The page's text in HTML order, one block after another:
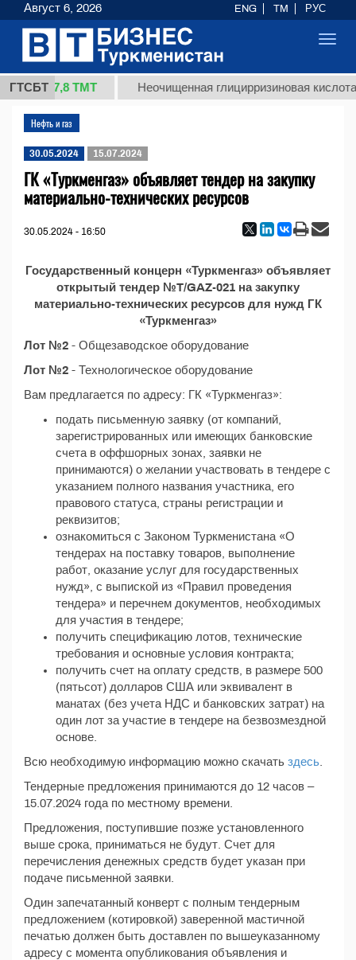
ГТСБТ
(кг.) 37,8 ТМТ Неочищенная глицирризиновая кислота
Нефть и газ
30.05.2024 15.07.2024
ГК «Туркменгаз» объявляет тендер на закупку
материально-технических ресурсов
30.05.2024 - 16:50
Государственный концерн «Туркменгаз» объявляет
открытый тендер №T/GAZ-021 на закупку
материально-технических ресурсов для нужд ГК
«Туркменгаз»
Лот №2 - Общезаводское оборудование
Лот №2 - Технологическое оборудование
Вам предлагается по адресу: ГК «Туркменгаз»:
подать письменную заявку (от компаний,
зарегистрированных или имеющих банковские
счета в оффшорных зонах, заявки не
принимаются) о желании участвовать в тендере с
указанием полного названия участника, его
правового статуса, страны регистрации и
реквизитов;
ознакомиться с Законом Туркменистана «О
тендерах на поставку товаров, выполнение
работ, оказание услуг для государственных
нужд», с выпиской из «Правил проведения
тендера» и перечнем документов, необходимых
для участия в тендере;
получить спецификацию лотов, технические
требования и основные условия контракта;
получить счет на оплату средств, в размере 500
(пятьсот) долларов США или эквивалент в
манатах (без учета НДС и банковских затрат) на
один лот за участие в тендере на безвозмездной
основе.
Всю необходимую информацию можно скачать здесь
Тендерные предложения принимаются до 12 часов –
15.07.2024 года по местному времени.
Предложения, поступившие позже установленного
выше срока, приниматься не будут. Счет для
перечисления денежных средств будет указан при
подаче письменной заявки.
Один запечатанный конверт с полным тендерным
предложением (котировкой) заверенной мастичной
печатью должен быть доставлен по вышеуказанному
адресу с момента опубликования объявления и
Август 6, 2026 ENG TM РУС